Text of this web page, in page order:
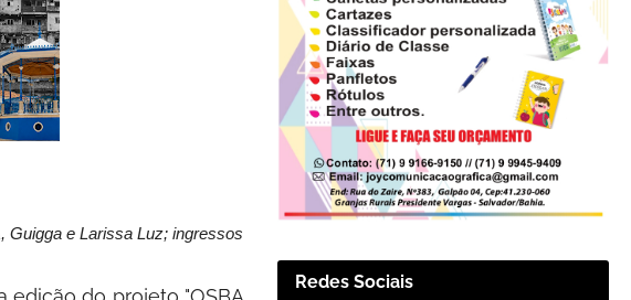
Guigga e Larissa Luz; ingressos
Redes Sociais